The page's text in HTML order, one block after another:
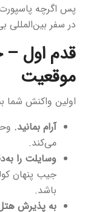
پس اگرچه
در سفر
قدم اول –
موقعیت
اولین واکنش شما
آرام بمانید.
می‌کند.
وسایلت را
جیب پنهان
باشد.
به پذیرش